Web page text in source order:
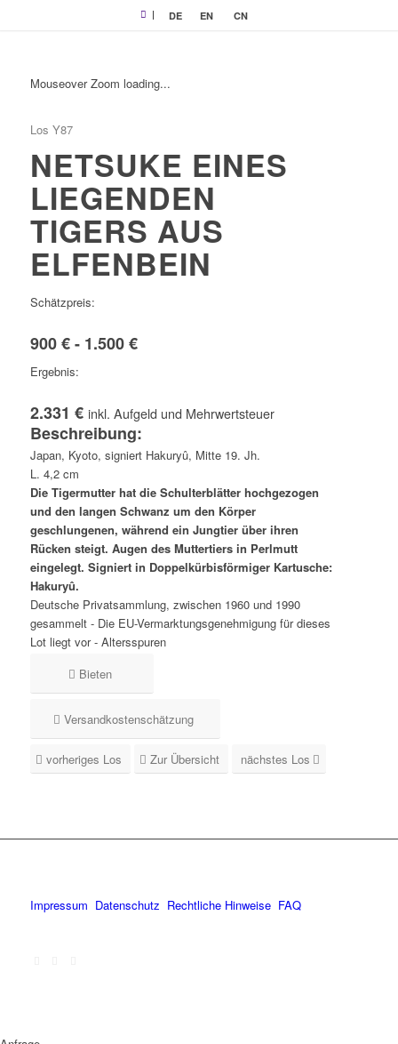
| DE EN CN
Mouseover Zoom loading...
Los Y87
NETSUKE EINES
LIEGENDEN
TIGERS AUS
ELFENBEIN
Schätzpreis:
900 € - 1.500 €
Ergebnis:
2.331 € inkl. Aufgeld und Mehrwertsteuer
Beschreibung:
Japan, Kyoto, signiert Hakuryû, Mitte 19. Jh.
L. 4,2 cm
Die Tigermutter hat die Schulterblätter hochgezogen
und den langen Schwanz um den Körper
geschlungenen, während ein Jungtier über ihren
Rücken steigt. Augen des Muttertiers in Perlmutt
eingelegt. Signiert in Doppelkürbisförmiger Kartusche:
Hakuryû.
Deutsche Privatsammlung, zwischen 1960 und 1990
gesammelt - Die EU-Vermarktungsgenehmigung für dieses
Lot liegt vor - Altersspuren
Bieten
Versandkostenschätzung
vorheriges Los Zur Übersicht nächstes Los
Impressum Datenschutz Rechtliche Hinweise FAQ